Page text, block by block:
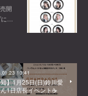
開
…
10:41
】1月25日(日)鈴川愛
1日店長イベント☕